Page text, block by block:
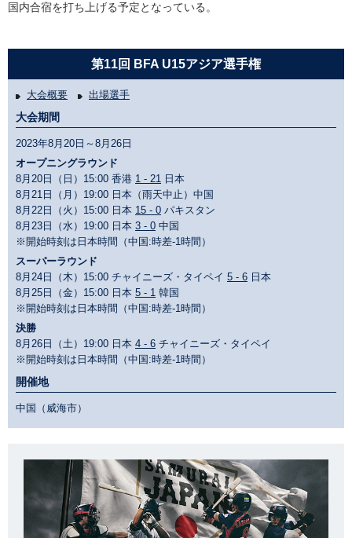
国内合宿を打ち上げる予定となっている。
第11回 BFA U15アジア選手権
大会概要 出場選手
大会期間
2023年8月20日～8月26日
オープニングラウンド
8月20日（日）15:00 香港 1 - 21 日本
8月21日（月）19:00 日本（雨天中止）中国
8月22日（火）15:00 日本 15 - 0 パキスタン
8月23日（水）19:00 日本 3 - 0 中国
※開始時刻は日本時間（中国:時差-1時間）
スーパーラウンド
8月24日（木）15:00 チャイニーズ・タイペイ 5 - 6 日本
8月25日（金）15:00 日本 5 - 1 韓国
※開始時刻は日本時間（中国:時差-1時間）
決勝
8月26日（土）19:00 日本 4 - 6 チャイニーズ・タイペイ
※開始時刻は日本時間（中国:時差-1時間）
開催地
中国（威海市）